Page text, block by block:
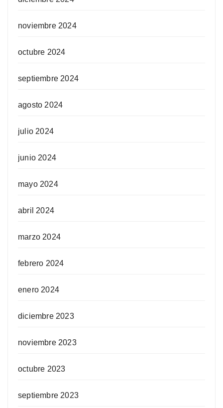
noviembre 2024
octubre 2024
septiembre 2024
agosto 2024
julio 2024
junio 2024
mayo 2024
abril 2024
marzo 2024
febrero 2024
enero 2024
diciembre 2023
noviembre 2023
octubre 2023
septiembre 2023